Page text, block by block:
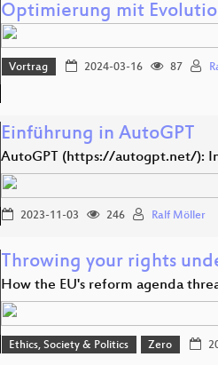
Optimierung mit
Vortrag 2024-03-16 87
Einführung in AutoGPT
AutoGPT (https://autogpt.net/):
2023-11-03 246 Ralf Möller
Throwing your rights
How the EU's reform agenda
Ethics, Society & Politics Zero